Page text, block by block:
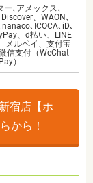
ー､アメックス､
Discover、WAON､
､ICOCA､iD､
、d払い、LINE
メルペイ、支付宝
信支付（WeChat
Pay）
宿店【ホ
から！